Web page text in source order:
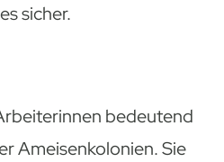
sicher.
bedeutend
Ameisenkolonien. Sie